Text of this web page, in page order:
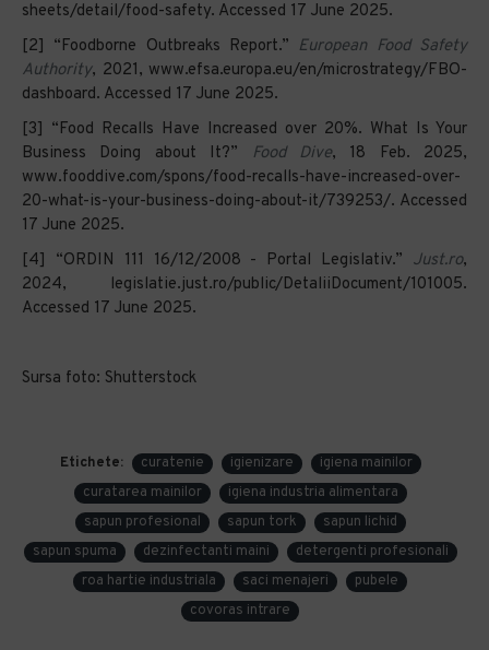
sheets/detail/food-safety. Accessed 17 June 2025.
‌[2] “Foodborne Outbreaks Report.” European Food Safety
Authority, 2021, www.efsa.europa.eu/en/microstrategy/FBO-
dashboard. Accessed 17 June 2025.
‌[3] “Food Recalls Have Increased over 20%. What Is Your
Business Doing about It?”
Food Dive, 18 Feb. 2025,
www.fooddive.com/spons/food-recalls-have-increased-over-
20-what-is-your-business-doing-about-it/739253/. Accessed
17 June 2025.
‌[4] “ORDIN 111 16/12/2008 - Portal Legislativ.” Just.ro,
2024, legislatie.just.ro/public/DetaliiDocument/101005.
Accessed 17 June 2025.
Sursa foto: Shutterstock
Etichete: curatenie igienizare
igiena mainilor
curatarea mainilor
igiena industria alimentara
sapun profesional
sapun tork
sapun lichid
sapun spuma
dezinfectanti maini
detergenti profesionali
roa hartie industriala
saci menajeri
pubele
covoras intrare